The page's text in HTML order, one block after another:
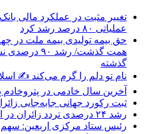
تغییر مثبت در عملکرد مالی
عملیاتی ۸۰ درصد رشد کرد
همت گذشت/
گذشته
نام تو دلم را گرم می‌کند ✍️
آخرین سال خادمی در پتروخادم
ثبت رکورد جهانی جابه‌جایی
رشد ۲۴ درصدی تردد زائران در اربعین از مرز مهران
رئیس ستاد مرکزی اربعین: سهم